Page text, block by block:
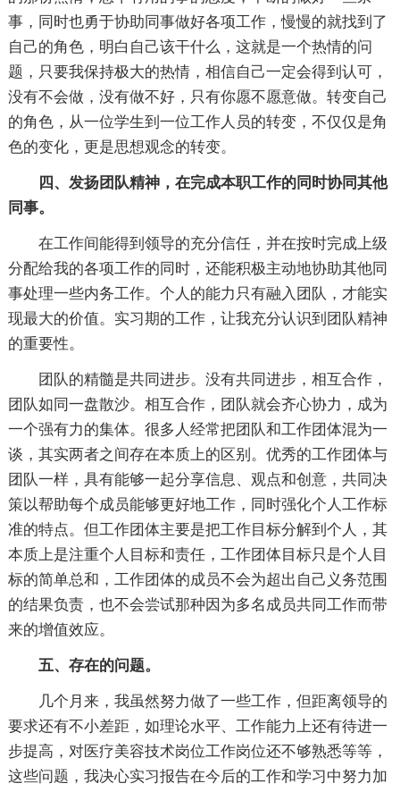
事，同时也勇于协助同事做好各项工作，慢慢的就找到了
自己的角色，明白自己该干什么，这就是一个热情的问
题，只要我保持极大的热情，相信自己一定会得到认可，
没有不会做，没有做不好，只有你愿不愿意做。转变自己
的角色，从一位学生到一位工作人员的转变，不仅仅是角
色的变化，更是思想观念的转变。
四、发扬团队精神，在完成本职工作的同时协同其他
同事。
在工作间能得到领导的充分信任，并在按时完成上级
分配给我的各项工作的同时，还能积极主动地协助其他同
事处理一些内务工作。个人的能力只有融入团队，才能实
现最大的价值。实习期的工作，让我充分认识到团队精神
的重要性。
团队的精髓是共同进步。没有共同进步，相互合作，
团队如同一盘散沙。相互合作，团队就会齐心协力，成为
一个强有力的集体。很多人经常把团队和工作团体混为一
谈，其实两者之间存在本质上的区别。优秀的工作团体与
团队一样，具有能够一起分享信息、观点和创意，共同决
策以帮助每个成员能够更好地工作，同时强化个人工作标
准的特点。但工作团体主要是把工作目标分解到个人，其
本质上是注重个人目标和责任，工作团体目标只是个人目
标的简单总和，工作团体的成员不会为超出自己义务范围
的结果负责，也不会尝试那种因为多名成员共同工作而带
来的增值效应。
五、存在的问题。
几个月来，我虽然努力做了一些工作，但距离领导的
要求还有不小差距，如理论水平、工作能力上还有待进一
步提高，对医疗美容技术岗位工作岗位还不够熟悉等等，
这些问题，我决心实习报告在今后的工作和学习中努力加